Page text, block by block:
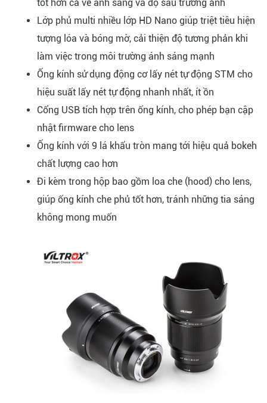
tốt hơn cả về ánh sáng và độ sâu trường ảnh
Lớp phủ multi nhiều lớp HD Nano giúp triệt tiêu hiện
tượng lóa và bóng mờ, cải thiện độ tương phản khi
làm việc trong môi trường ánh sáng mạnh
Ống kính sử dụng động cơ lấy nét tự động STM cho
hiệu suất lấy nét tự động nhanh nhất, ít ồn
Cổng USB tích hợp trên ống kính, cho phép bạn cập
nhật firmware cho lens
Ống kính với 9 lá khẩu tròn mang tới hiệu quả bokeh
chất lượng cao hơn
Đi kèm trong hộp bao gồm loa che (hood) cho lens,
giúp ống kính che phủ tốt hơn, tránh những tia sáng
không mong muốn